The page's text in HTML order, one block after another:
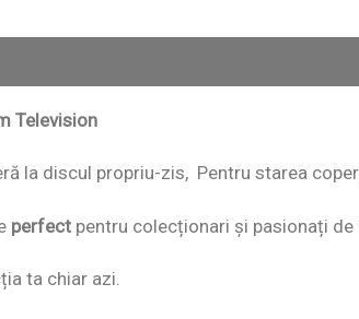
Television
la discul propriu-zis, Pentru starea
perfect pentru colecționari și pasionați de
ta chiar azi.